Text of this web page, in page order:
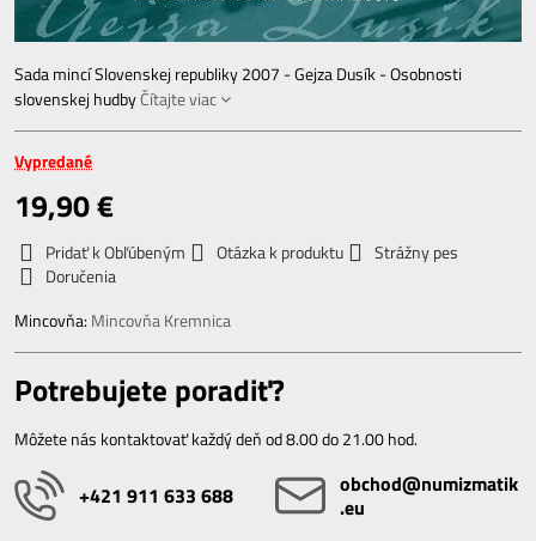
Sada mincí Slovenskej republiky 2007 - Gejza Dusík - Osobnosti
slovenskej hudbyČítajte viac
Vypredané
19,90 €
Pridať k Obľúbeným Otázka k produktu
Strážny pes
Doručenia
Mincovňa: Mincovňa Kremnica
Potrebujete poradiť?
Môžete nás kontaktovať každý deň od 8.00 do 21.00 hod.
+421 911 633 688
obchod​@numizmatik​
.eu